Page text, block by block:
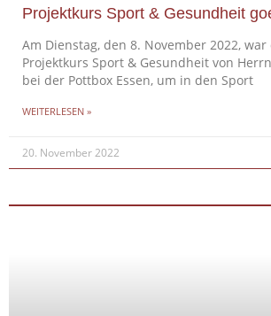
Projektkurs Sport & Gesundheit
Am Dienstag, den 8. November 2022, war
Projektkurs Sport & Gesundheit von
bei der Pottbox Essen, um in den Sport
WEITERLESEN »
20. November 2022